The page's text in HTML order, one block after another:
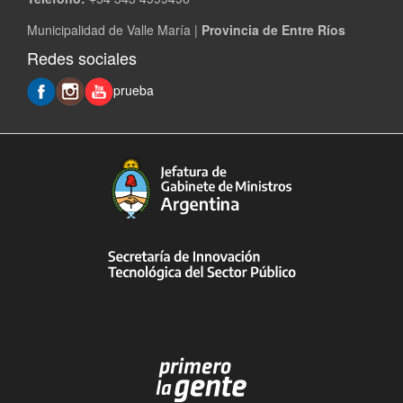
Municipalidad de Valle María | Provincia de Entre Ríos
Redes sociales
prueba